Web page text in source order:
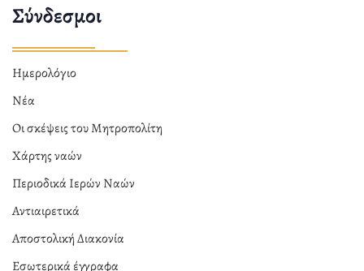
Σύνδεσμοι
Ημερολόγιο
Νέα
Οι σκέψεις του Μητροπολίτη
Χάρτης ναών
Περιοδικά Ιερών Ναών
Αντιαιρετικά
Αποστολική Διακονία
Εσωτερικά έγγραφα